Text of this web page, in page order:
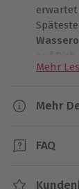
auf
Höhe
eines
Design.
Mehr
Mehr
40
FAQ